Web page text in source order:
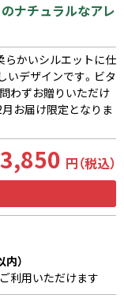
のナチュラルなアレ
らかいシルエットに仕
いデザインです。ビタ
わずお贈りいただけ
月お届け限定となりま
3,850 円（税込）
）
利用いただけます